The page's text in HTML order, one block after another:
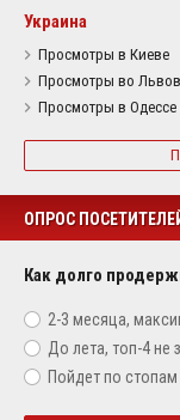
Украина
Просмотры в Киеве
Просмотры во
Просмотры в Одессе
ОПРОС
Как долго
2-3 месяца,
До лета, топ-4 не
Пойдет по